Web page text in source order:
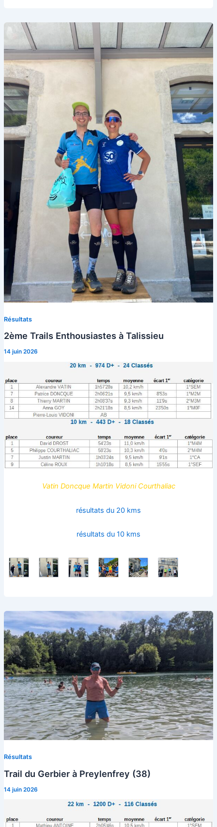
Résultats
2ème Trails Enthousiastes à Talissieu
14 juin 2026
Vatin Doncque Martin Vidoni Courthaliac
résultats du 20 kms
résultats du 10 kms
Résultats
Trail du Gerbier à Preylenfrey (38)
14 juin 2026